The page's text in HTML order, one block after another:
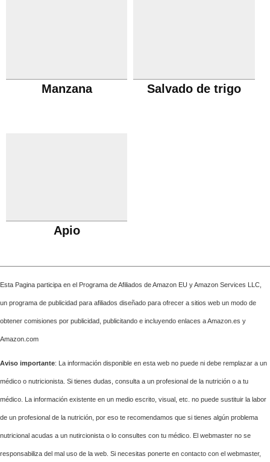
Manzana Salvado de trigo
Apio
Esta Pagina participa en el Programa de Afiliados de Amazon EU y Amazon Services LLC,
un programa de publicidad para afiliados diseñado para ofrecer a sitios web un modo de
obtener comisiones por publicidad, publicitando e incluyendo enlaces a Amazon.es y
Amazon.com
Aviso importante: La información disponible en esta web no puede ni debe remplazar a un
médico o nutricionista. Si tienes dudas, consulta a un profesional de la nutrición o a tu
médico. La información existente en un medio escrito, visual, etc. no puede sustituir la labor
de un profesional de la nutrición, por eso te recomendamos que si tienes algún problema
nutricional acudas a un nutircionista o lo consultes con tu médico. El webmaster no se
responsabiliza del mal uso de la web. Si necesitas ponerte en contacto con el webmaster,